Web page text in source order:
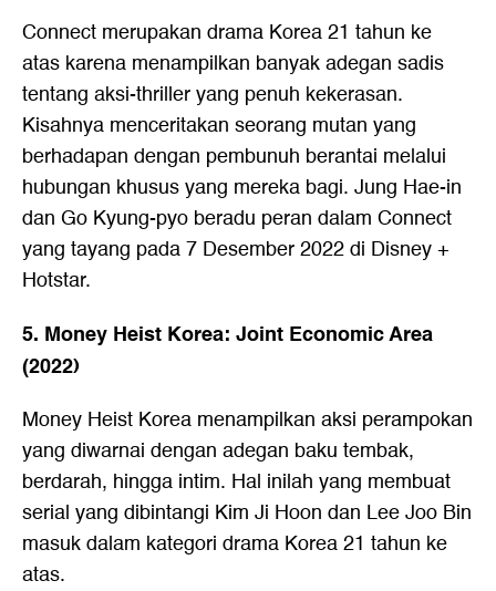
Connect merupakan drama Korea 21 tahun ke
atas karena menampilkan banyak adegan sadis
tentang aksi-thriller yang penuh kekerasan.
Kisahnya menceritakan seorang mutan yang
berhadapan dengan pembunuh berantai melalui
hubungan khusus yang mereka bagi. Jung Hae-in
dan Go Kyung-pyo beradu peran dalam Connect
yang tayang pada 7 Desember 2022 di Disney +
Hotstar.
5. Money Heist Korea: Joint Economic Area
(2022)
Money Heist Korea menampilkan aksi perampokan
yang diwarnai dengan adegan baku tembak,
berdarah, hingga intim. Hal inilah yang membuat
serial yang dibintangi Kim Ji Hoon dan Lee Joo Bin
masuk dalam kategori drama Korea 21 tahun ke
atas.